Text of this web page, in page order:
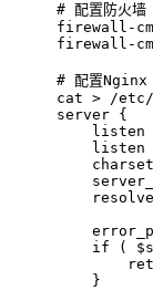
# 配置防火墙
firewall-
firewall-
# 配置Nginx
cat > /etc/
server {
listen
listen
if (
    }